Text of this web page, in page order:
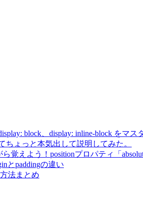
block、display: inline-block をマス
ちょっと本気出して説明してみた。
ら覚えよう！positionプロパティ「
とpaddingの違い
法まとめ